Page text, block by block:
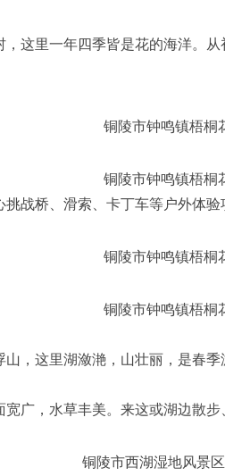
这里一年四季皆是花的海洋。
铜陵市钟鸣镇梧桐
铜陵市钟鸣镇梧桐
战桥、滑索、卡丁车等户外体
铜陵市钟鸣镇梧桐
铜陵市钟鸣镇梧桐
，这里湖潋滟，山壮丽，是春季
广，水草丰美。来这或湖边散
铜陵市西湖湿地风景